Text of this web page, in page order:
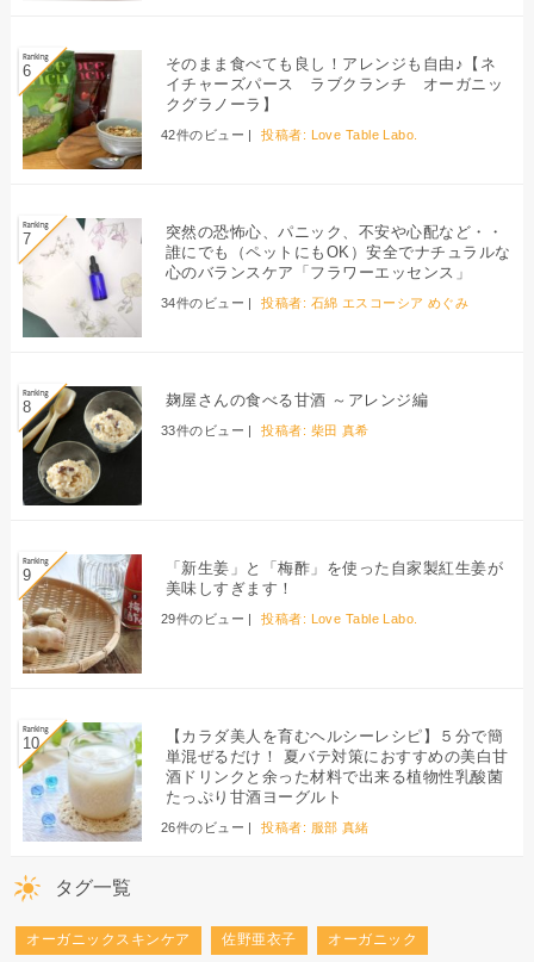
そのまま食べても良し！アレンジも自由♪【ネ
イチャーズパース ラブクランチ オーガニッ
クグラノーラ】
42件のビュー | 投稿者: Love Table Labo.
突然の恐怖心、パニック、不安や心配など・・
誰にでも（ペットにもOK）安全でナチュラルな
心のバランスケア「フラワーエッセンス」
34件のビュー | 投稿者: 石綿 エスコーシア めぐみ
麹屋さんの食べる甘酒 ～アレンジ編
33件のビュー | 投稿者: 柴田 真希
「新生姜」と「梅酢」を使った自家製紅生姜が
美味しすぎます！
29件のビュー | 投稿者: Love Table Labo.
【カラダ美人を育むヘルシーレシピ】５分で簡
単混ぜるだけ！ 夏バテ対策におすすめの美白甘
酒ドリンクと余った材料で出来る植物性乳酸菌
たっぷり甘酒ヨーグルト
26件のビュー | 投稿者: 服部 真緒
タグ一覧
オーガニックスキンケア 佐野亜衣子 オーガニック